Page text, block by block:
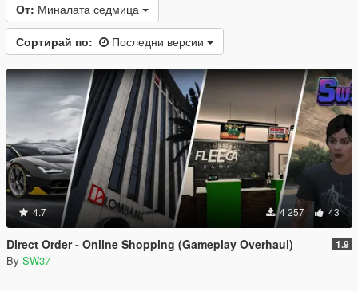
От: Миналата седмица
Сортирай по: Последни версии
4.7 4 257 43
Direct Order - Online Shopping (Gameplay Overhaul) 1.9
By SW37